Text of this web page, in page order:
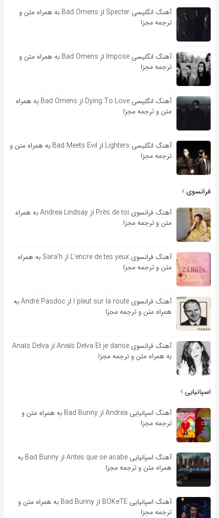
آهنگ انگلیسی Specter از Bad Omens به همراه متن و
ترجمه مجزا
آهنگ انگلیسی Impose از Bad Omens به همراه متن و
ترجمه مجزا
آهنگ انگلیسی Dying To Love از Bad Omens به همراه
متن و ترجمه مجزا
آهنگ انگلیسی Lighters از Bad Meets Evil به همراه متن و
ترجمه مجزا
فرانسوی
آهنگ فرانسوی Près de toi از Andrea Lindsay به همراه
متن و ترجمه مجزا
آهنگ فرانسوی L’encre de tes yeux از Sara’h به همراه
متن و ترجمه مجزا
آهنگ فرانسوی l pleut sur la route از André Pasdoc به
همراه متن و ترجمه مجزا
آهنگ فرانسوی Anaïs Delva Et je danse از Anaïs Delva
به همراه متن و ترجمه مجزا
اسپانیایی
آهنگ اسپانیایی Andrea از Bad Bunny به همراه متن و
ترجمه مجزا
آهنگ اسپانیایی Antes que se acabe از Bad Bunny به
همراه متن و ترجمه مجزا
آهنگ اسپانیایی BOKeTE از Bad Bunny به همراه متن و
ترجمه مجزا